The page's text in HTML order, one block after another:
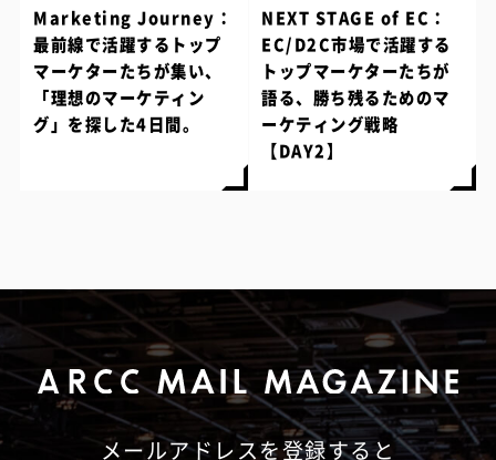
Marketing Journey：
最前線で活躍するトップ
マーケターたちが集い、
「理想のマーケティン
グ」を探した4日間。
NEXT STAGE of EC：
EC/D2C市場で活躍する
トップマーケターたちが
語る、勝ち残るためのマ
ーケティング戦略
【DAY2】
メールアドレスを登録すると